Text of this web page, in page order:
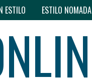
ESTILO ESTILO NOMADA